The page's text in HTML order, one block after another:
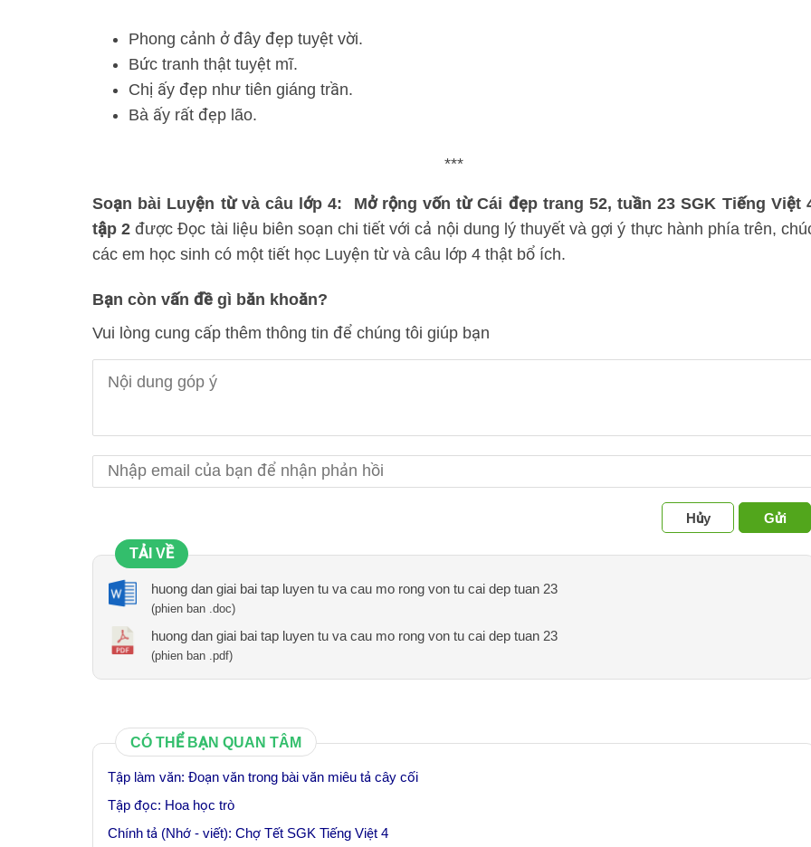
Phong cảnh ở đây đẹp tuyệt vời.
Bức tranh thật tuyệt mĩ.
Chị ấy đẹp như tiên giáng trần.
Bà ấy rất đẹp lão.
***
Soạn bài Luyện từ và câu lớp 4: Mở rộng vốn từ Cái đẹp trang 52, tuần 23 SGK Tiếng Việt
tập 2 được Đọc tài liệu biên soạn chi tiết với cả nội dung lý thuyết và gợi ý thực hành phía trên,
các em học sinh có một tiết học Luyện từ và câu lớp 4 thật bổ ích.
Bạn còn vấn đề gì băn khoăn?
Vui lòng cung cấp thêm thông tin để chúng tôi giúp bạn
Hủy Gửi
TẢI VỀ
huong dan giai bai tap luyen tu va cau mo rong von tu cai dep tuan 23
(phien ban .doc)
huong dan giai bai tap luyen tu va cau mo rong von tu cai dep tuan 23
(phien ban .pdf)
CÓ THỂ BẠN QUAN TÂM
Tập làm văn: Đoạn văn trong bài văn miêu tả cây cối
Tập đọc: Hoa học trò
Chính tả (Nhớ - viết): Chợ Tết SGK Tiếng Việt 4